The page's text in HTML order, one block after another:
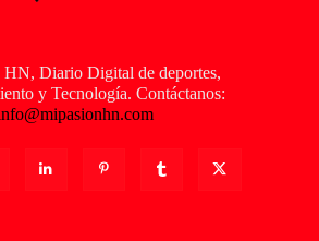
HN, Diario Digital de deportes,
y Tecnología. Contáctanos: